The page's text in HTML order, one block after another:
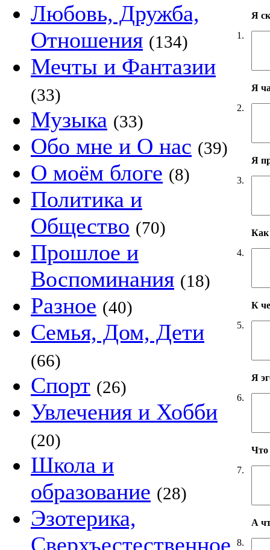
Любовь, Дружба,
Отношения (134)
Мечты и Фантазии
(33)
Музыка (33)
Обо мне и О нас (39)
О моём блоге (8)
Политика и
Общество (70)
Прошлое и
Воспоминания (18)
Разное (40)
Семья, Дом, Дети
(66)
Спорт (26)
Увлечения и Хобби
(20)
Школа и
образование (28)
Эзотерика,
Сверхъестественное
1.
Я
2.
Я
3.
Я
4.
Как
5.
К
6.
Я
7.
Что
8.
А